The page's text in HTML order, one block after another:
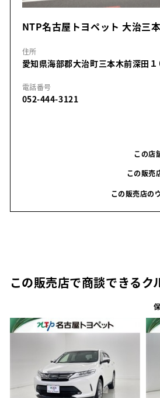
NTP名古屋トヨペット 大治三
住所
愛知県海部郡大治町三本木前深田
電話番号
052-444-3121
この店
この販売
この販売店の
この販売店で商談できるク